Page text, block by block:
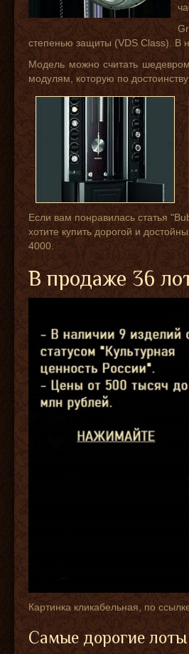
степенью защиты (VDS Class). В
Модель можно считать
модулям, которую по
Если вам понравилась статья
хотите купить дорогой и
4000.
В продаже 36
Картинка кликабельная, по
Самые дорогие лоты